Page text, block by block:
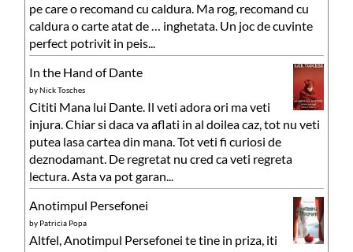
pe care o recomand cu caldura. Ma rog, recomand cu
caldura o carte atat de … inghetata. Un joc de cuvinte
perfect potrivit in peis...
In the Hand of Dante
byNick Tosches
Cititi Mana lui Dante. Il veti adora ori ma veti
injura. Chiar si daca va aflati in al doilea caz, tot nu veti
putea lasa cartea din mana. Tot veti fi curiosi de
deznodamant. De regretat nu cred ca veti regreta
lectura. Asta va pot garan...
Anotimpul Persefonei
by Patricia Popa
Altfel, Anotimpul Persefonei te tine in priza, iti